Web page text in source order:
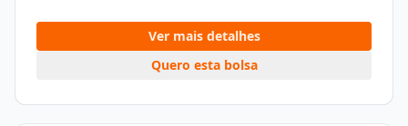
Ver mais detalhes
Quero esta bolsa